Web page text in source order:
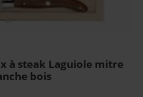
à steak Laguiole mitre
bois